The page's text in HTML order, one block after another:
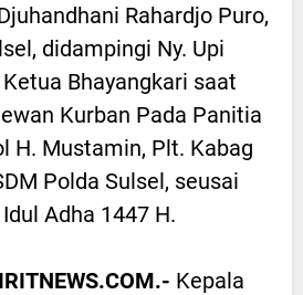
Rahardjo Puro,
didampingi Ny. Upi
Bhayangkari saat
Kurban Pada Panitia
H. Mustamin, Plt. Kabag
Polda Sulsel, seusai
Adha 1447 H.
Kepala